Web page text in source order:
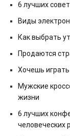
6 лучших
Виды
Как выбрать
Продаются
Хочешь
Мужские
жизни
6 лучших
человеческих